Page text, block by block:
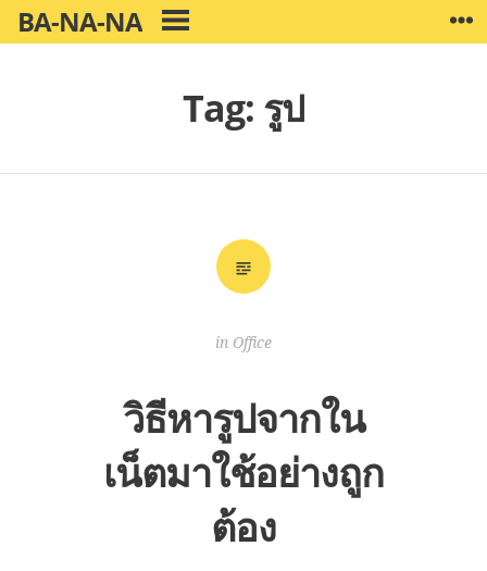
Skip
to
BA-NA-NA
PRIMARY
MENU
Tag: รูป
in Office
วิธีหารูปจากใน
เน็ตมาใช้อย่างถูก
ต้อง